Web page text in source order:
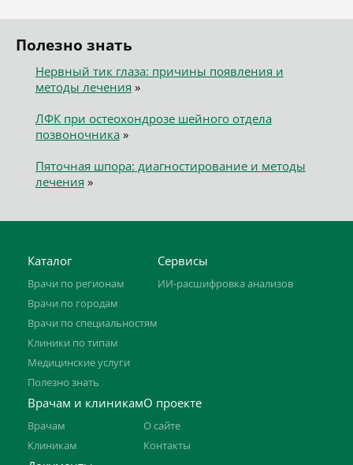
Полезно знать
Нервный тик глаза: причины появления и
методы лечения »
ЛФК при остеохондрозе шейного отдела
позвоночника»
Пяточная шпора: диагностирование и методы
лечения »
Каталог
Врачи по регионам
Врачи по городам
Врачи по специальностям
Клиники по типам
Медицинские услуги
Полезно знать
Сервисы
ИИ-расшифровка анализов
Врачам и клиникам
Врачам
Клиникам
О проекте
О сайте
Контакты